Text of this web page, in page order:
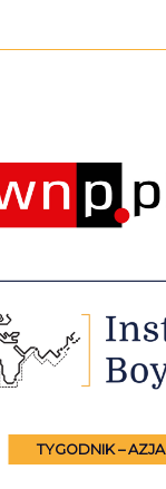
TYGODNIK – AZJA